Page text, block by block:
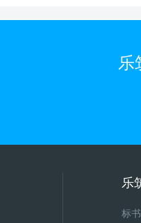
乐
乐
标